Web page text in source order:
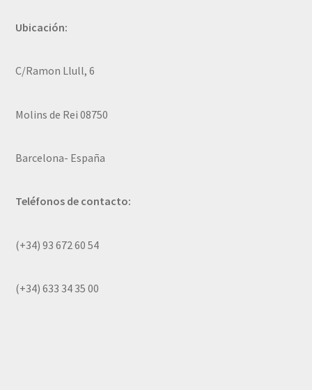
Ubicación:
C/Ramon Llull, 6
Molins de Rei 08750
Barcelona- España
Teléfonos de contacto:
(+34) 93 672 60 54
(+34) 633 34 35 00